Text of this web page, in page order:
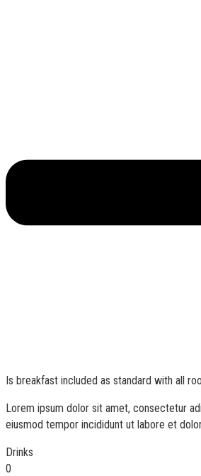
Is breakfast included as standard with all
Lorem ipsum dolor sit amet, consectetur
eiusmod tempor incididunt ut labore et
Drinks
0